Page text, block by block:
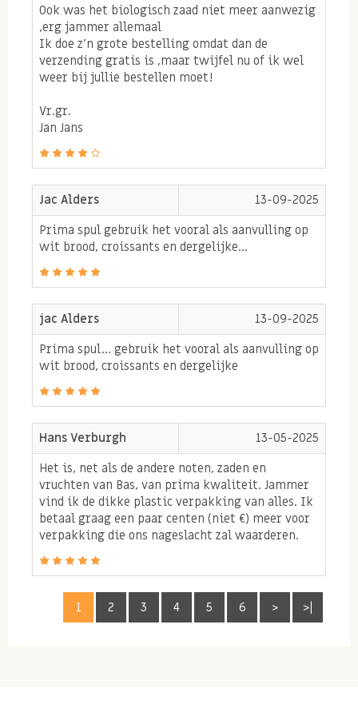
radicalen hechten zich aan gezonde cellen, waardoor
deze beschadigen. Antioxidanten zorgen ervoor dat
deze vrije radicalen zich niet hechten aan gezonde
cellen, waardoor deze intact blijven. Het is belangrijk
de cellen zo gezond mogelijk te houden zodat er zo veel
mogelijk cellen gezond blijven en je lichaam optimaal
kan presteren.
Chiazaad en vezels
Een ander belangrijke voedingseigenschap van chia
zaad is dat ze vol vezels zitten en daarbij de
darmwerking ondersteunen. Handig is om de chia
zaden 10 minuten alvorens je ze op eet even in een
vochtige bodem te laten weken. Dit kan dus ook
kwark of yoghurt zijn. De chia zaden zuigen het vocht
op waardoor je tijdens het eten hiervan naast
voldoende vocht ook gelijk je lichaam optimaal
hydrateert.
Chiazaad en eiwitten
Chia zaden zijn een van de weinige zaden soorten die
ook nog eens plantaardige eiwitten bevatten. Vooral
als je veel sport is dit een toevoeging waar je vaak in
je voeding op zult letten. Daarbij komt dat chia zaden
en ijzer bevatten. Mede door deze bovengemoede
Ook was het biologisch zaad niet meer aanwezig
,erg jammer allemaal
Ik doe z’n grote bestelling omdat dan de
verzending gratis is ,maar twijfel nu of ik wel
weer bij jullie bestellen moet!
Vr.gr.
Jan Jans
Jac Alders
13-09-2025
Prima spul gebruik het vooral als aanvulling op
wit brood, croissants en dergelijke...
jac Alders
13-09-2025
Prima spul... gebruik het vooral als aanvulling op
wit brood, croissants en dergelijke
Hans Verburgh
13-05-2025
Het is, net als de andere noten, zaden en
vruchten van Bas, van prima kwaliteit. Jammer
vind ik de dikke plastic verpakking van alles. Ik
betaal graag een paar centen (niet €) meer voor
verpakking die ons nageslacht zal waarderen.
1 2 3 4 5 6 > >|